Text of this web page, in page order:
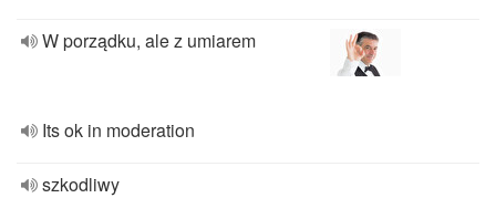
W porządku, ale z umiarem
Its ok in moderation
szkodliwy